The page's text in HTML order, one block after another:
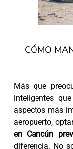
CÓMO
Más que
inteligentes
aspectos más
aeropuerto,
en Cancún
diferencia. No